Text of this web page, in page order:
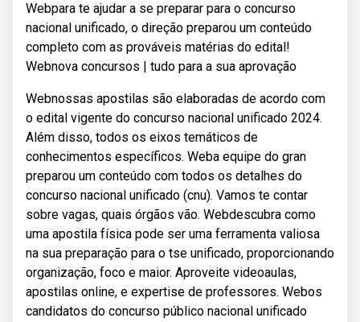
Webpara te ajudar a se preparar para o concurso
nacional unificado, o direção preparou um conteúdo
completo com as prováveis matérias do edital!
Webnova concursos | tudo para a sua aprovação
Webnossas apostilas são elaboradas de acordo com
o edital vigente do concurso nacional unificado 2024.
Além disso, todos os eixos temáticos de
conhecimentos específicos. Weba equipe do gran
preparou um conteúdo com todos os detalhes do
concurso nacional unificado (cnu). Vamos te contar
sobre vagas, quais órgãos vão. Webdescubra como
uma apostila física pode ser uma ferramenta valiosa
na sua preparação para o tse unificado, proporcionando
organização, foco e maior. Aproveite videoaulas,
apostilas online, e expertise de professores. Webos
candidatos do concurso público nacional unificado